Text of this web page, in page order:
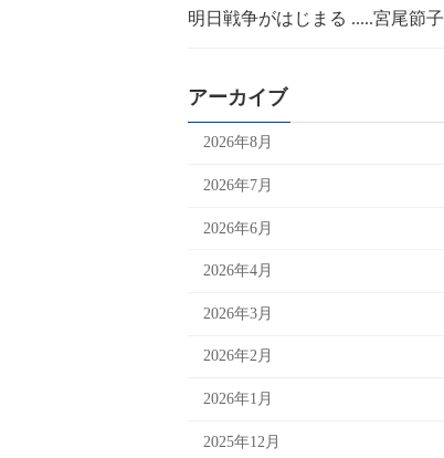
明日戦争がはじまる .....宮尾節子
アーカイブ
2026年8月
2026年7月
2026年6月
2026年4月
2026年3月
2026年2月
2026年1月
2025年12月